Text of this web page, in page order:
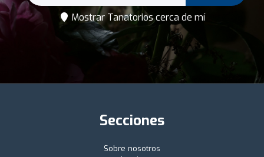
Mostrar Tanatorios cerca de mí
Secciones
Sobre nosotros